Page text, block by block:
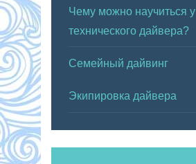
Чему можно научиться у
технического дайвера?
Семейный дайвинг
Экипировка дайвера